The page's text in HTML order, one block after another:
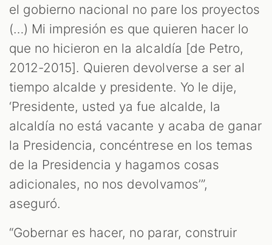
el gobierno nacional no pare los proyectos
(…) Mi impresión es que quieren hacer lo
que no hicieron en la alcaldía [de Petro,
2012-2015]. Quieren devolverse a ser al
tiempo alcalde y presidente. Yo le dije,
‘Presidente, usted ya fue alcalde, la
alcaldía no está vacante y acaba de ganar
la Presidencia, concéntrese en los temas
de la Presidencia y hagamos cosas
adicionales, no nos devolvamos’”,
aseguró.
“Gobernar es hacer, no parar, construir